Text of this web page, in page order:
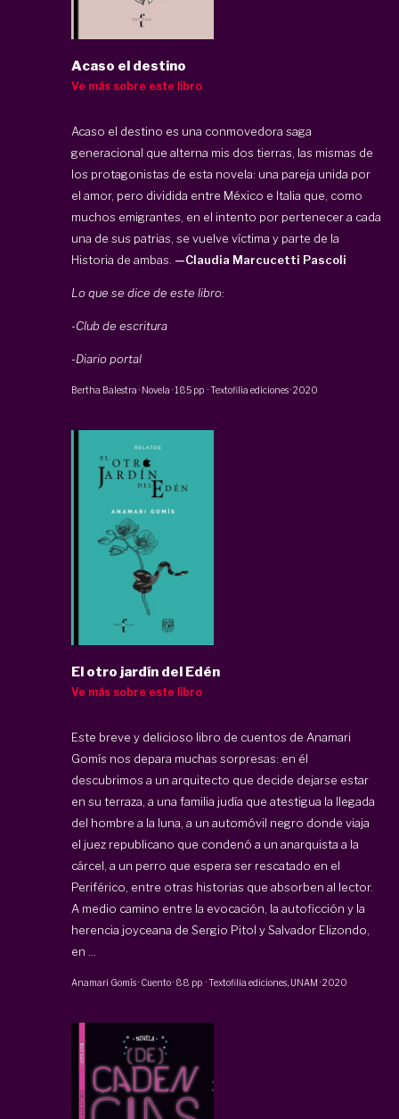
Acaso el destino
Ve más sobre este libro
Acaso el destino es una conmovedora saga
generacional que alterna mis dos tierras, las mismas de
los protagonistas de esta novela: una pareja unida por
el amor, pero dividida entre México e Italia que, como
muchos emigrantes, en el intento por pertenecer a cada
una de sus patrias, se vuelve víctima y parte de la
Historia de ambas. —Claudia Marcucetti Pascoli
Lo que se dice de este libro:
-Club de escritura
-Diario portal
Bertha Balestra · Novela ·185 pp ·Textofilia ediciones·2020
El otro jardín del Edén
Ve más sobre este libro
Este breve y delicioso libro de cuentos de Anamari
Gomís nos depara muchas sorpresas: en él
descubrimos a un arquitecto que decide dejarse estar
en su terraza, a una familia judía que atestigua la llegada
del hombre a la luna, a un automóvil negro donde viaja
el juez republicano que condenó a un anarquista a la
cárcel, a un perro que espera ser rescatado en el
Periférico, entre otras historias que absorben al lector.
A medio camino entre la evocación, la autoficción y la
herencia joyceana de Sergio Pitol y Salvador Elizondo,
en ...
Anamari Gomís· Cuento· 88 pp ·Textofilia ediciones UNAM ·2020